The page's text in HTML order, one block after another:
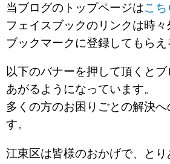
当ブログのトップページはこち
フェイスブックのリンクは時々
ブックマークに登録してもらえ
以下のバナーを押して頂くと
あがるようになっています。
多くの方のお困りごとの解決へ
す。
江東区は皆様のおかげで、と